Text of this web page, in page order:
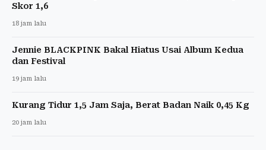
Skor 1,6
18 jam lalu
Jennie BLACKPINK Bakal Hiatus Usai Album Kedua
dan Festival
19 jam lalu
Kurang Tidur 1,5 Jam Saja, Berat Badan Naik 0,45 Kg
20 jam lalu